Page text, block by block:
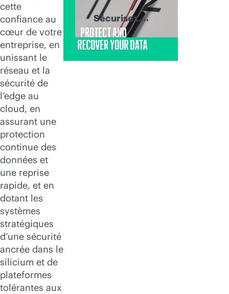
cette
confiance au
cœur de votre
entreprise, en
unissant le
réseau et la
sécurité de
l’edge au
cloud, en
assurant une
protection
continue des
données et
une reprise
rapide, et en
dotant les
systèmes
stratégiques
d’une sécurité
ancrée dans le
silicium et de
plateformes
tolérantes aux
Sécurisez.
Récupérez.
Prospérez.